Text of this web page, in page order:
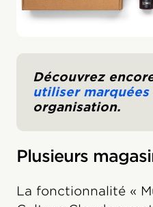
Découvrez
utiliser marquées
organisation.
Plusieurs
La fonctionnalité «